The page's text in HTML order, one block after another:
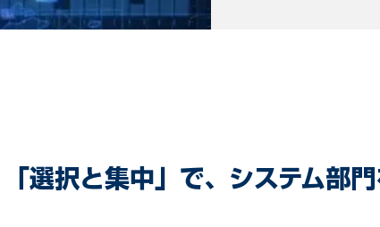
「選択と集中」で、システム部